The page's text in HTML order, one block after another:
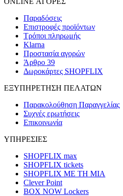
Παραδόσεις
Επιστροφές προϊόντων
Τρόποι πληρωμής
Klarna
Προστασία αγορών
Άρθρο 39
Δωροκάρτες SHOPFLIX
ΕΞΥΠΗΡΕΤΗΣΗ ΠΕΛΑΤΩΝ
Παρακολούθηση Παραγγελίας
Συχνές ερωτήσεις
Επικοινωνία
ΥΠΗΡΕΣΙΕΣ
SHOPFLIX max
SHOPFLIX tickets
SHOPFLIX ΜΕ ΤΗ ΜΙΑ
Clever Point
BOX NOW Lockers